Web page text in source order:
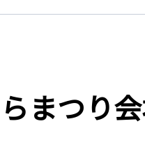
まつり